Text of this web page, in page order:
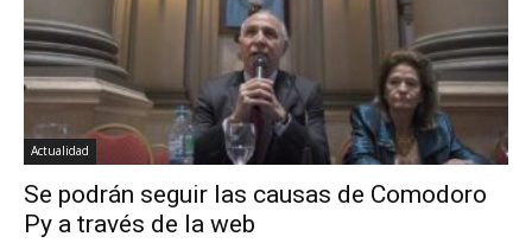
Actualidad
Se podrán seguir las causas de Comodoro
Py a través de la web